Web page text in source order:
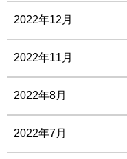
2022年12月
2022年11月
2022年8月
2022年7月